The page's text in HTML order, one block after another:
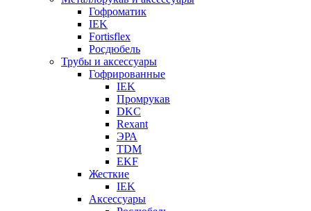
Гофроматик
IEK
Fortisflex
Росдюбель
Трубы и аксессуары
Гофрированные
IEK
Промрукав
DKC
Rexant
ЭРА
TDM
EKF
Жесткие
IEK
Аксессуары